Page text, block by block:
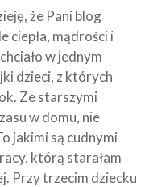
że Pani blog
ciepła, mądrości i
w jednym
dzieci, z których
Ze starszymi
w domu, nie
jakimi są cudnymi
którą starałam
Przy trzecim dziecku